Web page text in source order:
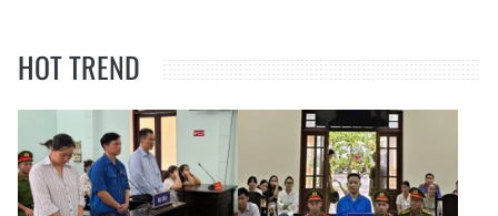
HOT TREND